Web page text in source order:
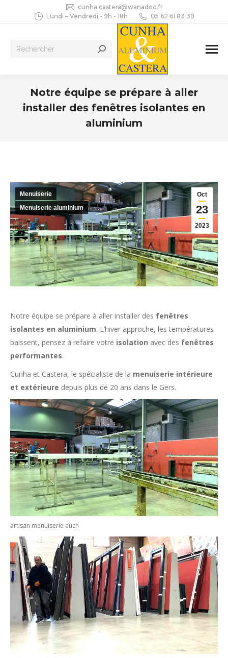
cunha.castera@wanadoo.fr
Lundi – Vendredi - 9h - 18h
05 62 61 83 39
Recherche
Notre équipe se prépare à aller
installer des fenêtres isolantes en
aluminium
Oct
23
2023
Menuiserie
Menuiserie aluminium
Notre équipe se prépare à aller installer des fenêtres
isolantes en aluminium. L’hiver approche, les températures
baissent, pensez à refaire votre isolation avec des fenêtres
performantes.
Cunha et Castera, le spécialiste de la menuiserie intérieure
et extérieure depuis plus de 20 ans dans le Gers.
artisan menuiserie auch